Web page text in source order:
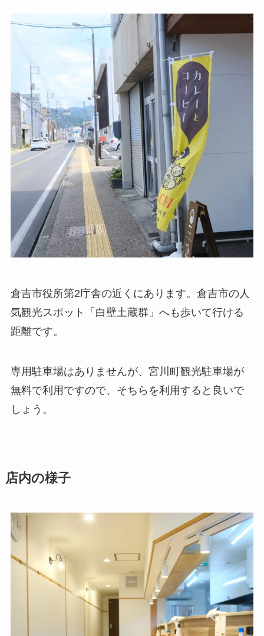
倉吉市役所第2庁舎の近くにあります。倉吉市の人
気観光スポット「白壁土蔵群」へも歩いて行ける
距離です。
専用駐車場はありませんが、宮川町観光駐車場が
無料で利用ですので、そちらを利用すると良いで
しょう。
店内の様子